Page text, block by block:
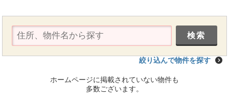
絞り込んで物件を探す
ホームページに掲載されていない物件も
多数ございます。